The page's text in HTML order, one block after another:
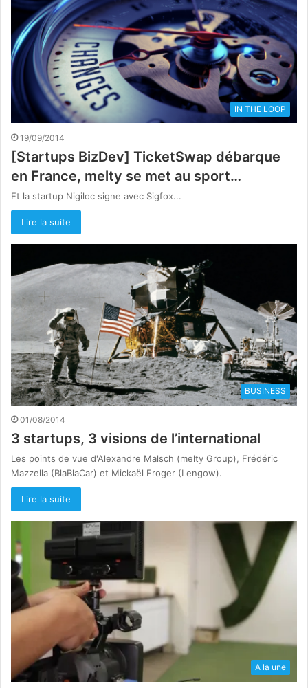
IN THE LOOP
19/09/2014
[Startups BizDev] TicketSwap débarque
en France, melty se met au sport…
Et la startup Nigiloc signe avec Sigfox...
Lire la suite
BUSINESS
01/08/2014
3 startups, 3 visions de l’international
Les points de vue d'Alexandre Malsch (melty Group), Frédéric
Mazzella (BlaBlaCar) et Mickaël Froger (Lengow).
Lire la suite
A la une